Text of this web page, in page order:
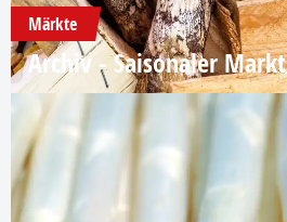
Märkte
Archiv - Saisonaler Markt